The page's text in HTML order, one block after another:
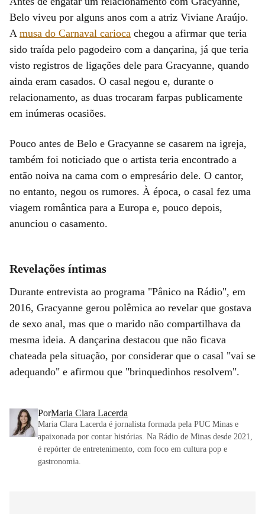
Belo viveu por alguns anos com a atriz Viviane Araújo.
A musa do Carnaval carioca chegou a afirmar que teria
sido traída pelo pagodeiro com a dançarina, já que teria
visto registros de ligações dele para Gracyanne, quando
ainda eram casados. O casal negou e, durante o
relacionamento, as duas trocaram farpas publicamente
em inúmeras ocasiões.
Pouco antes de Belo e Gracyanne se casarem na igreja,
também foi noticiado que o artista teria encontrado a
então noiva na cama com o empresário dele. O cantor,
no entanto, negou os rumores. À época, o casal fez uma
viagem romântica para a Europa e, pouco depois,
anunciou o casamento.
Revelações íntimas
Durante entrevista ao programa "Pânico na Rádio", em
2016, Gracyanne gerou polêmica ao revelar que gostava
de sexo anal, mas que o marido não compartilhava da
mesma ideia. A dançarina destacou que não ficava
chateada pela situação, por considerar que o casal "vai se
adequando" e afirmou que "brinquedinhos resolvem".
PorMaria Clara Lacerda
Maria Clara Lacerda é jornalista formada pela PUC Minas e
apaixonada por contar histórias. Na Rádio de Minas desde 2021,
é repórter de entretenimento, com foco em cultura pop e
gastronomia.